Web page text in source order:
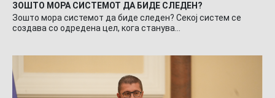
ЗОШТО МОРА СИСТЕМОТ ДА БИДЕ СЛЕДЕН?
Зошто мора системот да биде следен? Секој систем се
создава со одредена цел, кога станува…